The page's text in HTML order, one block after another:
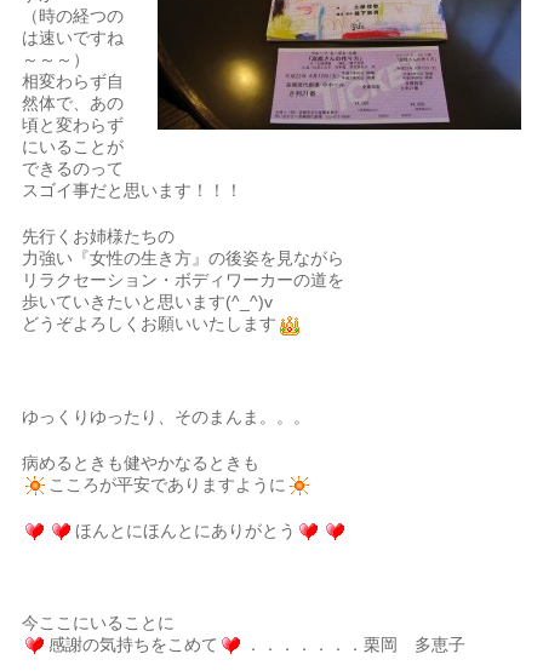
（時の経つの
は速いですね
～～～）
相変わらず自
然体で、あの
頃と変わらず
にいることが
できるのって
スゴイ事だと思います！！！
先行くお姉様たちの
力強い『女性の生き方』の後姿を見ながら
リラクセーション・ボディワーカーの道を
歩いていきたいと思います(^_^)v
どうぞよろしくお願いいたします
ゆっくりゆったり、そのまんま。。。
病めるときも健やかなるときも
こころが平安でありますように
ほんとにほんとにありがとう
今ここにいることに
感謝の気持ちをこめて
．．．．．．．栗岡 多恵子